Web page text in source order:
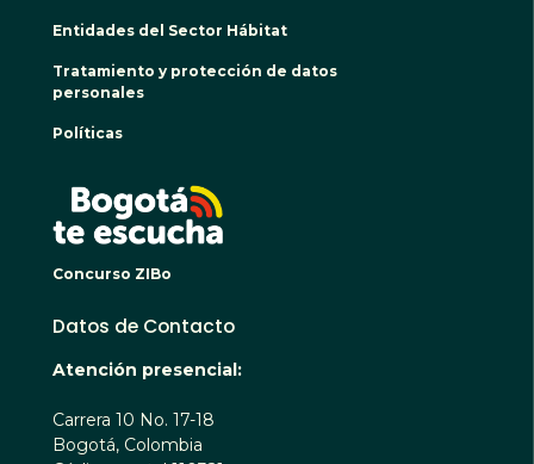
Entidades del Sector Hábitat
Tratamiento y protección de datos
personales
Políticas
Concurso ZIBo
Datos de Contacto
Atención presencial:
Carrera 10 No. 17-18
Bogotá, Colombia